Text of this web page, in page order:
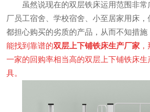
虽然说现在的双层铁床运用范围非
厂员工宿舍、学校宿舍、小至居家用床
都担心购买的劣质的产品，从而不知措施
能找到靠谱的双层上下铺铁床生产厂家
一家的回购率相当高的双层上下铺铁床生
具。